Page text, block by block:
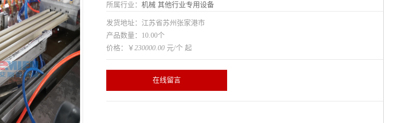
所属行业： 机械 其他行业专用设备
发货地址：江苏省苏州张家港市
产品数量：10.00个
价格：￥ 230000.00 元/个 起
在线留言